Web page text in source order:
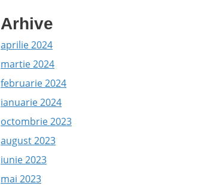
Arhive
aprilie 2024
martie 2024
februarie 2024
ianuarie 2024
octombrie 2023
august 2023
iunie 2023
mai 2023